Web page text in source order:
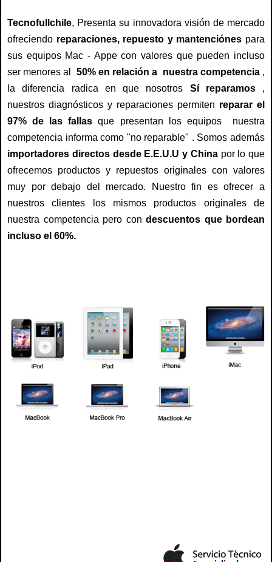
Tecnofullchile, Presenta su innovadora visión de mercado
ofreciendo reparaciones, repuesto y mantenciónes para
sus equipos Mac - Appe con valores que pueden incluso
ser menores al 50% en relación a nuestra competencia,
la diferencia radica en que nosotros Sí reparamos,
nuestros diagnósticos y reparaciones permiten reparar el
97% de las fallas que presentan los equipos nuestra
competencia informa como "no reparable" . Somos además
importadores directos desde E.E.U.U y Chinapor lo que
ofrecemos productos y repuestos originales con valores
muy por debajo del mercado. Nuestro fin es ofrecer a
nuestros clientes los mismos productos originales de
nuestra competencia pero con descuentos que bordean
incluso el 60%.